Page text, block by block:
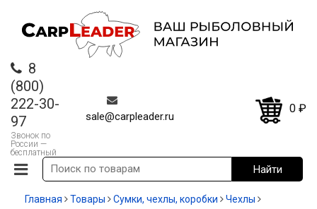
8
(800)
222-30-
97
Звонок по
России —
бесплатный
sale@carpleader.ru
0 ₽
Главная Товары Сумки, чехлы, коробки
Чехлы